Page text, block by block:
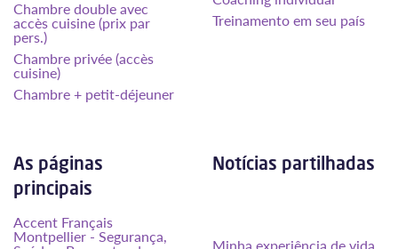
Chambre double avec
accès cuisine (prix par
pers.)
Chambre privée (accès
cuisine)
Chambre + petit-déjeuner
Treinamento em seu país
As páginas
principais
Accent Français
Montpellier - Segurança,
Notícias partilhadas